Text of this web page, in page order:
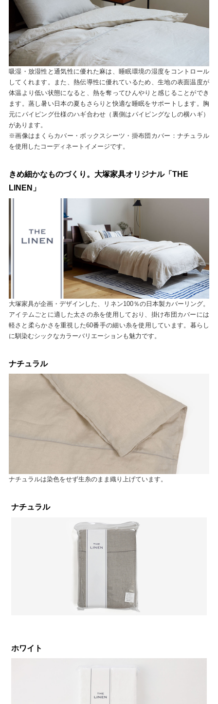
吸湿・放湿性と通気性に優れた麻は、睡眠環境の湿度をコントロール
してくれます。また、熱伝導性に優れているため、生地の表面温度が
体温より低い状態になると、熱を奪ってひんやりと感じることができ
ます。蒸し暑い日本の夏もさらりと快適な睡眠をサポートします。胸
元にパイピング仕様のハギ合わせ（裏側はパイピングなしの横ハギ）
があります。
※画像はまくらカバー・ボックスシーツ・掛布団カバー：ナチュラル
を使用したコーディネートイメージです。
きめ細かなものづくり。大塚家具オリジナル「THE
LINEN」
大塚家具が企画・デザインした、リネン100％の日本製カバーリング。
アイテムごとに適した太さの糸を使用しており、掛け布団カバーには
軽さと柔らかさを重視した60番手の細い糸を使用しています。暮らし
に馴染むシックなカラーバリエーションも魅力です。
ナチュラル
ナチュラルは染色をせず生糸のまま織り上げています。
ナチュラル
ホワイト